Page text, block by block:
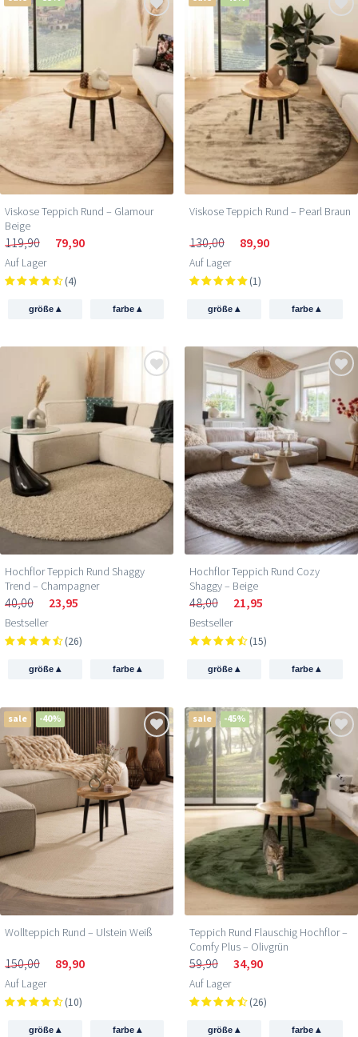
Viskose Teppich Rund – Glamour
Beige
119,90 79,90
Auf Lager
(4)
größe▴ farbe ▴
Viskose Teppich Rund – Pearl Braun
130,00 89,90
Auf Lager
(1)
größe▴ farbe ▴
Hochflor Teppich Rund Shaggy
Trend – Champagner
40,00 23,95
Bestseller
(26)
größe▴ farbe ▴
Hochflor Teppich Rund Cozy
Shaggy – Beige
48,00 21,95
Bestseller
(15)
größe▴ farbe ▴
sale -40%
Wollteppich Rund – Ulstein Weiß
150,00 89,90
Auf Lager
(10)
größe▴ farbe ▴
sale -45%
Teppich Rund Flauschig Hochflor –
Comfy Plus – Olivgrün
59,90 34,90
Auf Lager
(26)
größe▴ farbe ▴